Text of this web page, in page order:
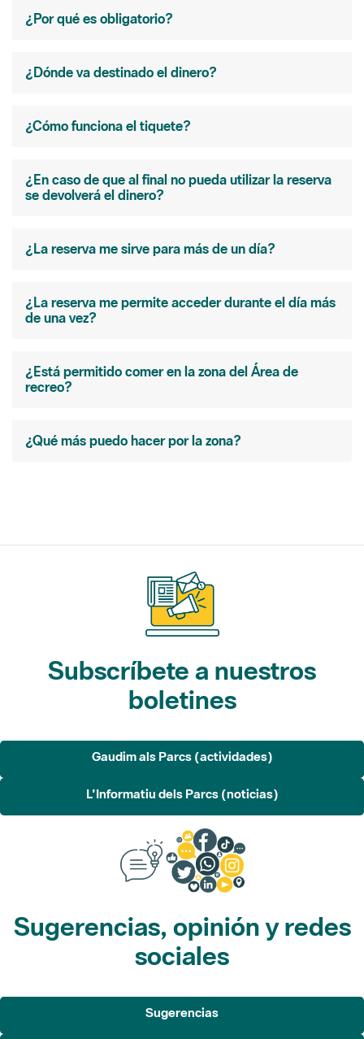
¿Por qué es obligatorio?
¿Dónde va destinado el dinero?
¿Cómo funciona el tiquete?
¿En caso de que al final no pueda utilizar la reserva
se devolverá el dinero?
¿La reserva me sirve para más de un día?
¿La reserva me permite acceder durante el día más
de una vez?
¿Está permitido comer en la zona del Área de
recreo?
¿Qué más puedo hacer por la zona?
Subscríbete a nuestros
boletines
Gaudim als Parcs (actividades)
L'Informatiu dels Parcs (noticias)
Sugerencias, opinión y redes
sociales
Sugerencias